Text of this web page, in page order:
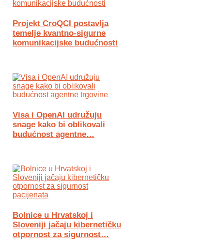
Projekt CroQCI postavlja
temelje kvantno-sigurne
komunikacijske budućnosti
Visa i OpenAI udružuju
snage kako bi oblikovali
budućnost agentne…
Bolnice u Hrvatskoj i
Sloveniji jačaju kibernetičku
otpornost za sigurnost…